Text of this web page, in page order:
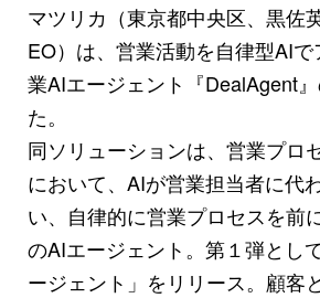
マツリカ（東京都中央区、黒佐
EO）は、営業活動を自律型AI
業AIエージェント『DealAgent
た。
同ソリューションは、営業プロ
において、AIが営業担当者に代
い、自律的に営業プロセスを前
のAIエージェント。第１弾とし
ージェント」をリリース。顧客